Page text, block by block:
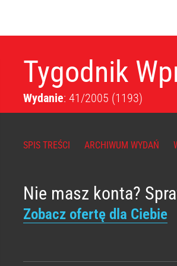
Tygodnik
Wydanie: 41/2005 (1193)
SPIS TREŚCI ARCHIWUM WYDAŃ
Nie masz konta?
Zobacz ofertę dla Ciebie